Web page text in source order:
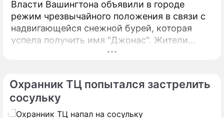
Власти Вашингтона объявили в городе
режим чрезвычайного положения в связи с
надвигающейся снежной бурей, которая
успела получить имя "Джонас". Жители
американской столицы стремятся
продукты, которые кажутся им
необходимыми. Несмотря на то, что
территория США целиком располагается в
Охранник ТЦ попытался застрелить
сосульку